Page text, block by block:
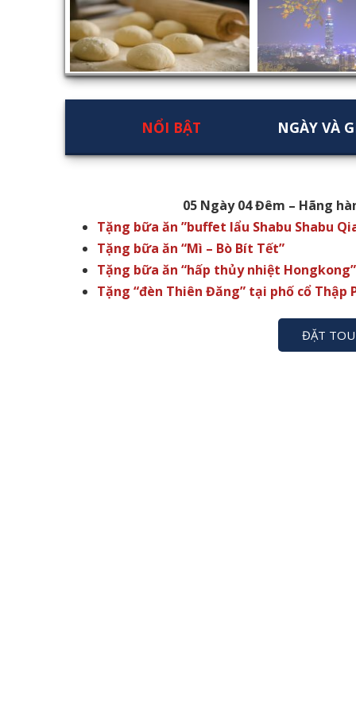
NỔI BẬT NGÀY VÀ
05 Ngày 04 Đêm – Hãng
Tặng bữa ăn ”buffet lẩu Shabu Shabu
Tặng bữa ăn “Mì – Bò Bít Tết”
Tặng bữa ăn “hấp thủy nhiệt Hongkong”
Tặng “đèn Thiên Đăng” tại phố cổ Thập
ĐẶT